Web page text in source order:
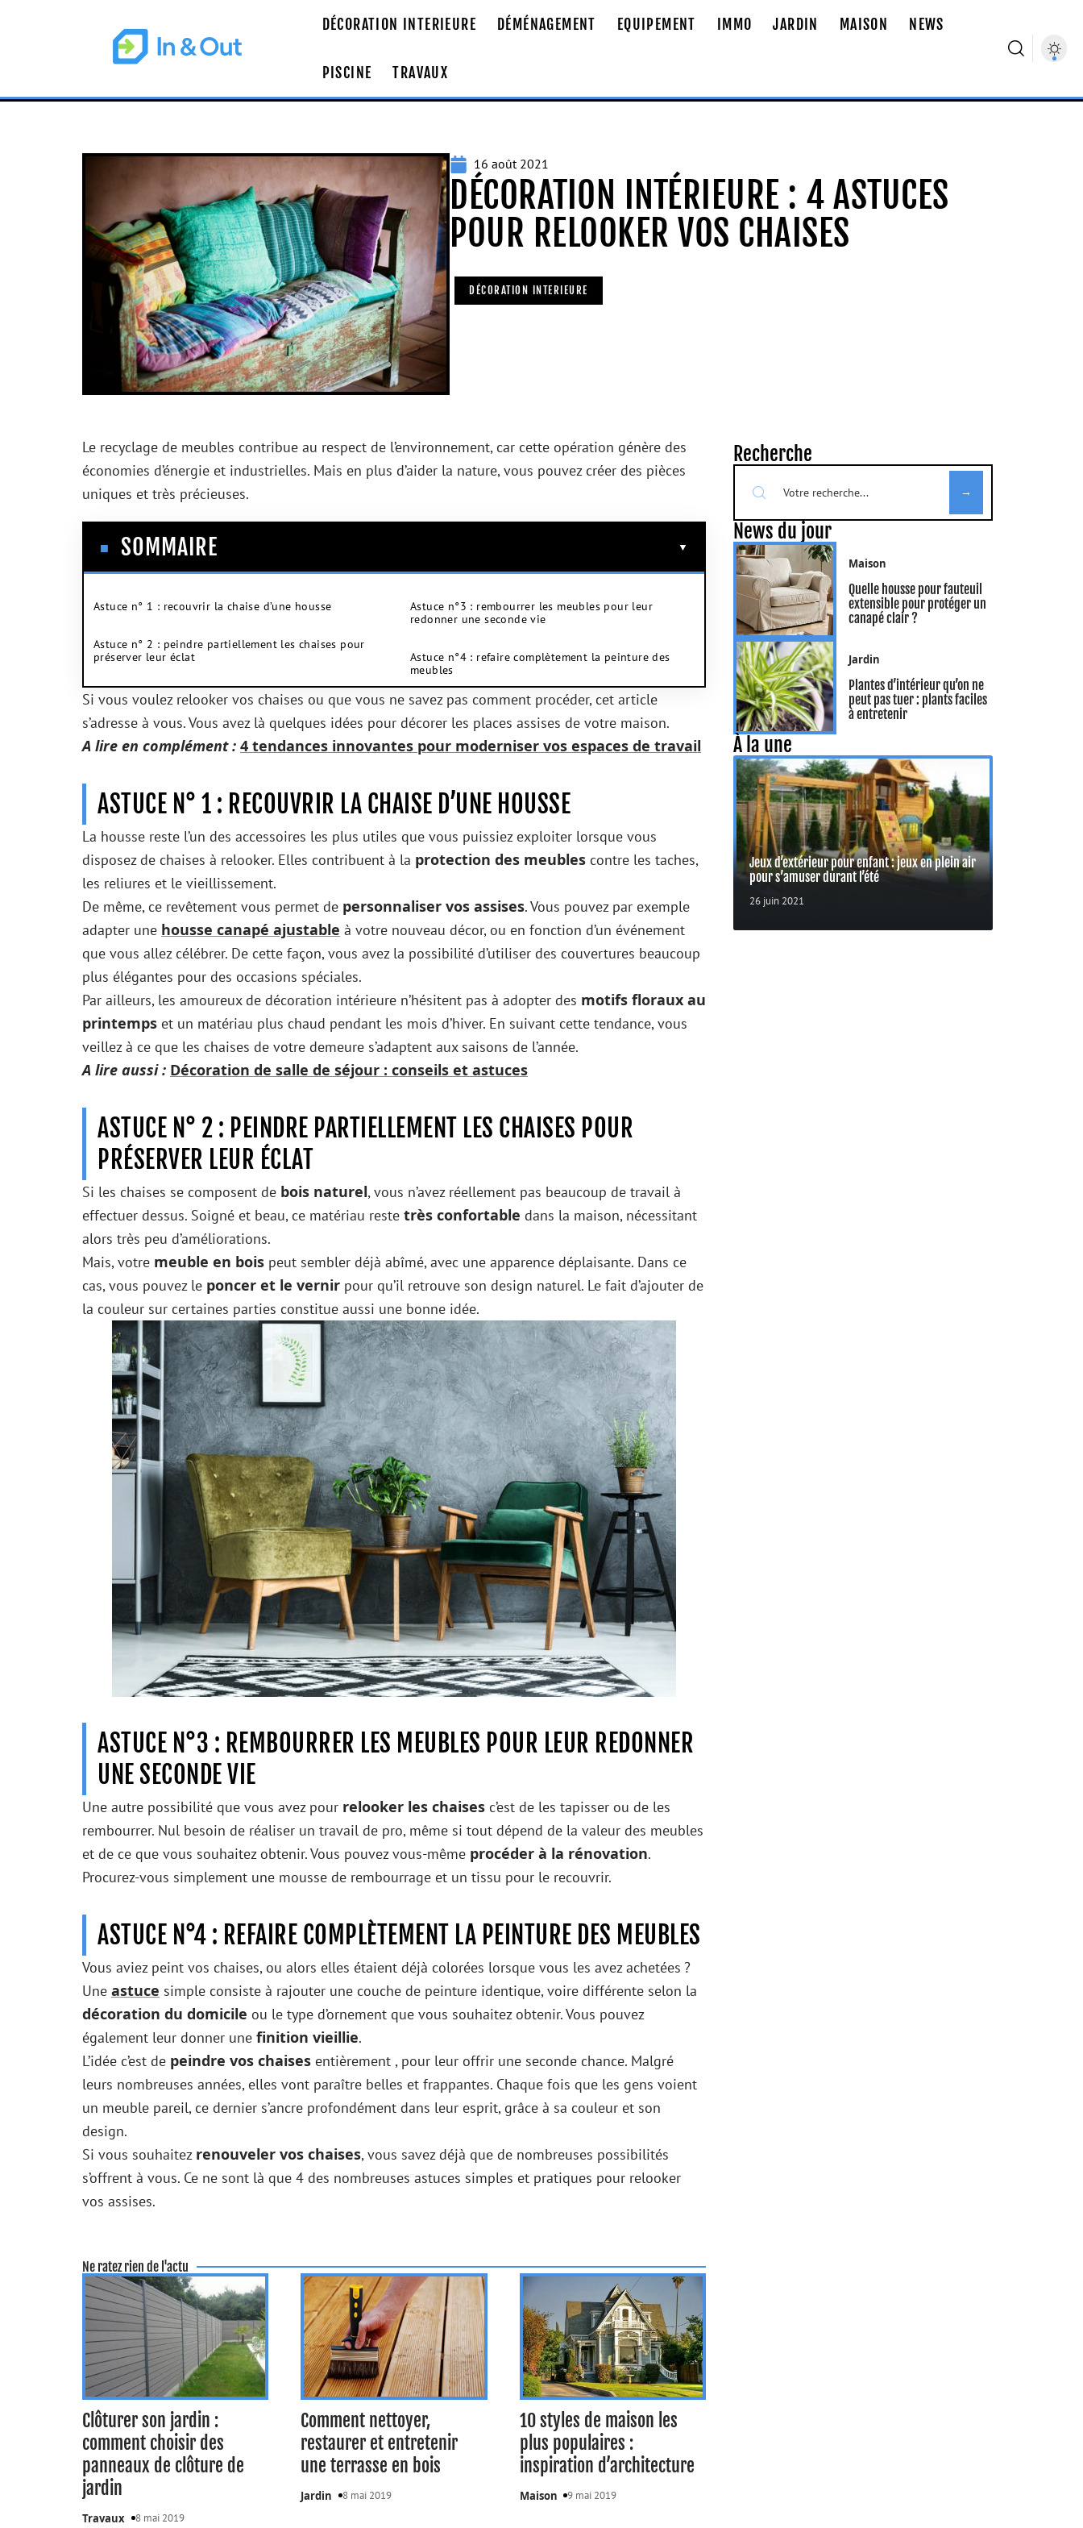
DÉCORATION INTERIEURE DÉMÉNAGEMENT EQUIPEMENT IMMO JARDIN MAISON NEWS
PISCINE TRAVAUX
16 août 2021
DÉCORATION INTÉRIEURE : 4 ASTUCES
POUR RELOOKER VOS CHAISES
DÉCORATION INTERIEURE
Le recyclage de meubles contribue au respect de l’environnement, car cette opération génère des
économies d’énergie et industrielles. Mais en plus d’aider la nature, vous pouvez créer des pièces
uniques et très précieuses.
SOMMAIRE
Astuce n° 1 : recouvrir la chaise d’une housse
Astuce n° 2 : peindre partiellement les chaises pour
préserver leur éclat
Astuce n°3 : rembourrer les meubles pour leur
redonner une seconde vie
Astuce n°4 : refaire complètement la peinture des
meubles
Si vous voulez relooker vos chaises ou que vous ne savez pas comment procéder, cet article
s’adresse à vous. Vous avez là quelques idées pour décorer les places assises de votre maison.
A lire en complément : 4 tendances innovantes pour moderniser vos espaces de travail
ASTUCE N° 1 : RECOUVRIR LA CHAISE D’UNE HOUSSE
La housse reste l’un des accessoires les plus utiles que vous puissiez exploiter lorsque vous
disposez de chaises à relooker. Elles contribuent à la protection des meubles contre les taches,
les reliures et le vieillissement.
De même, ce revêtement vous permet de personnaliser vos assises. Vous pouvez par exemple
adapter une housse canapé ajustable à votre nouveau décor, ou en fonction d’un événement
que vous allez célébrer. De cette façon, vous avez la possibilité d’utiliser des couvertures beaucoup
plus élégantes pour des occasions spéciales.
Par ailleurs, les amoureux de décoration intérieure n’hésitent pas à adopter des motifs floraux au
printemps et un matériau plus chaud pendant les mois d’hiver. En suivant cette tendance, vous
veillez à ce que les chaises de votre demeure s’adaptent aux saisons de l’année.
A lire aussi : Décoration de salle de séjour : conseils et astuces
ASTUCE N° 2 : PEINDRE PARTIELLEMENT LES CHAISES POUR
PRÉSERVER LEUR ÉCLAT
Si les chaises se composent de bois naturel, vous n’avez réellement pas beaucoup de travail à
effectuer dessus. Soigné et beau, ce matériau reste très confortable dans la maison, nécessitant
alors très peu d’améliorations.
Mais, votre meuble en bois peut sembler déjà abîmé, avec une apparence déplaisante. Dans ce
cas, vous pouvez le poncer et le vernir pour qu’il retrouve son design naturel. Le fait d’ajouter de
la couleur sur certaines parties constitue aussi une bonne idée.
ASTUCE N°3 : REMBOURRER LES MEUBLES POUR LEUR REDONNER
UNE SECONDE VIE
Une autre possibilité que vous avez pour relooker les chaises c’est de les tapisser ou de les
rembourrer. Nul besoin de réaliser un travail de pro, même si tout dépend de la valeur des meubles
et de ce que vous souhaitez obtenir. Vous pouvez vous-même procéder à la rénovation.
Procurez-vous simplement une mousse de rembourrage et un tissu pour le recouvrir.
ASTUCE N°4 : REFAIRE COMPLÈTEMENT LA PEINTURE DES MEUBLES
Vous aviez peint vos chaises, ou alors elles étaient déjà colorées lorsque vous les avez achetées ?
Une astuce simple consiste à rajouter une couche de peinture identique, voire différente selon la
décoration du domicile ou le type d’ornement que vous souhaitez obtenir. Vous pouvez
également leur donner une finition vieillie.
L’idée c’est de peindre vos chaises entièrement , pour leur offrir une seconde chance. Malgré
leurs nombreuses années, elles vont paraître belles et frappantes. Chaque fois que les gens voient
un meuble pareil, ce dernier s’ancre profondément dans leur esprit, grâce à sa couleur et son
design.
Si vous souhaitez renouveler vos chaises, vous savez déjà que de nombreuses possibilités
s’offrent à vous. Ce ne sont là que 4 des nombreuses astuces simples et pratiques pour relooker
vos assises.
Ne ratez rien de l'actu
Clôturer son jardin :
comment choisir des
panneaux de clôture de
jardin
Travaux 8 mai 2019
Comment nettoyer,
restaurer et entretenir
une terrasse en bois
Jardin 8 mai 2019
10 styles de maison les
plus populaires :
inspiration d’architecture
Maison 9 mai 2019
Recherche
News du jour
Maison
Quelle housse pour fauteuil
extensible pour protéger un
canapé clair ?
Jardin
Plantes d’intérieur qu’on ne
peut pas tuer : plants faciles
à entretenir
À la une
Jeux d’extérieur pour enfant : jeux en plein air
pour s’amuser durant l’été
26 juin 2021